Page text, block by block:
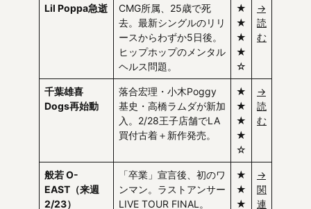
Lil Poppa急逝
CMG所属、25歳で死
去。最新シングルのリリ
ースからわずか5日後。
ヒップホップのメンタル
ヘルス問題。
★
★
★
★
☆
→
読
む
千葉雄喜
Dogs再始動
落合宏理・小木Poggy
基史・高橋ラムダが新加
入。2/28王子店舗でLA
買付古着＋新作発売。
★
★
★
★
☆
→
読
む
般若 O-
EAST（来週
2/23）
「卒業」宣言後、初のワ
ンマン。ラストアンサー
LIVE TOUR FINAL。
★
★
★
→
関
連